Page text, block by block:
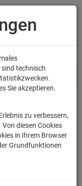
ANMELDEN
sind technisch
Sie akzeptieren.
zu verbessern,
diesen Cookies
in Ihrem Browser
Grundfunktionen